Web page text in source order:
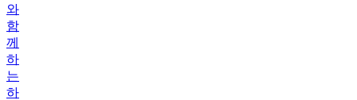
와
함
께
하
는
하